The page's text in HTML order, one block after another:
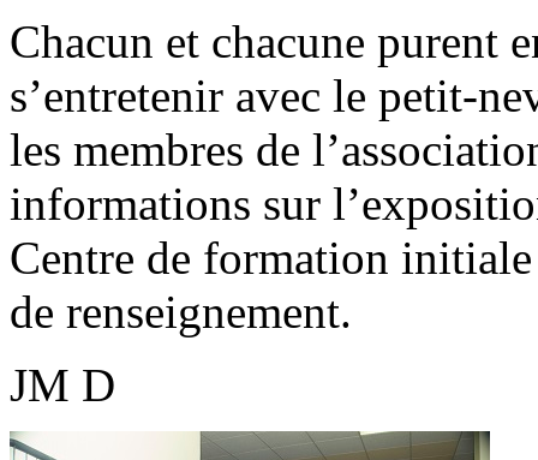
Chacun et chacune purent
s’entretenir avec le petit-
les membres de
informations sur
Centre de formation
de renseignement.
JM D